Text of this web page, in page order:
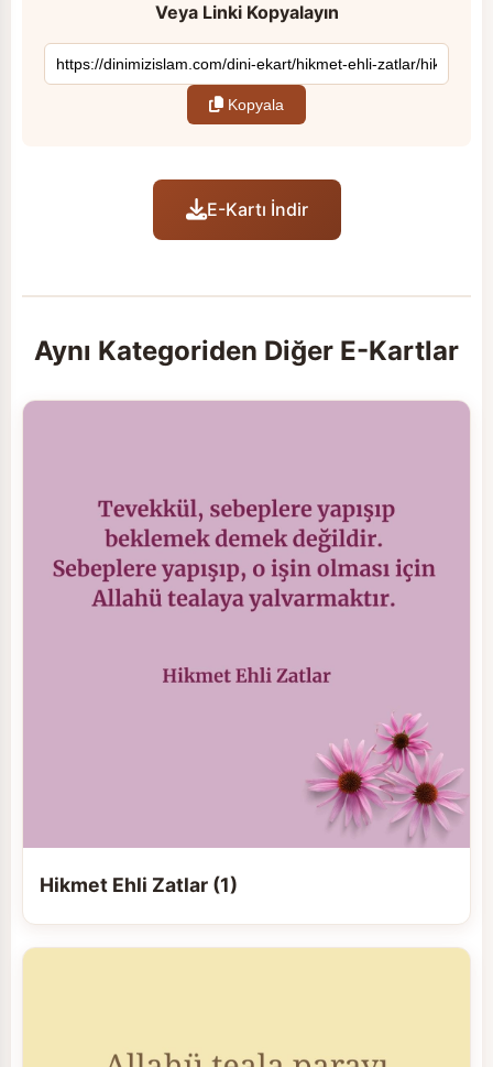
Veya Linki Kopyalayın
Kopyala
E-Kartı İndir
Aynı Kategoriden Diğer E-Kartlar
Hikmet Ehli Zatlar (1)